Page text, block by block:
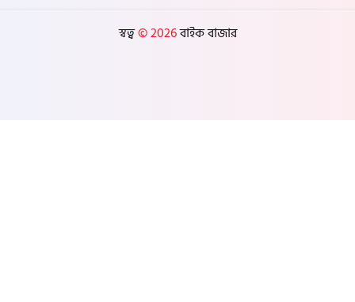
স্বত্ব© 2026বাইক বাজার